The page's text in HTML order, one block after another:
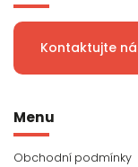
Kontaktujte
Menu
Obchodní podmínky